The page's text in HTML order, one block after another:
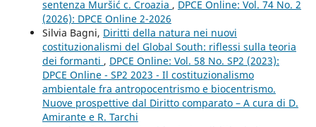
sentenza Muršić c. Croazia , DPCE Online: Vol. 74 No. 2
(2026): DPCE Online 2-2026
Silvia Bagni, Diritti della natura nei nuovi
costituzionalismi del Global South: riflessi sulla teoria
dei formanti , DPCE Online: Vol. 58 No. SP2 (2023):
DPCE Online - SP2 2023 - Il costituzionalismo
ambientale fra antropocentrismo e biocentrismo.
Nuove prospettive dal Diritto comparato – A cura di D.
Amirante e R. Tarchi